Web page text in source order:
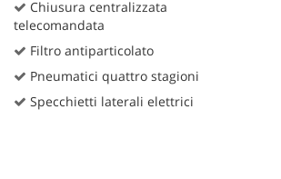
Chiusura centralizzata
telecomandata
Filtro antiparticolato
Pneumatici quattro stagioni
Specchietti laterali elettrici